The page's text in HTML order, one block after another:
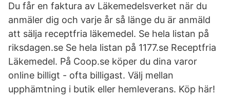
Du får en faktura av Läkemedelsverket när du
anmäler dig och varje år så länge du är anmäld
att sälja receptfria läkemedel. Se hela listan på
riksdagen.se Se hela listan på 1177.se Receptfria
Läkemedel. På Coop.se köper du dina varor
online billigt - ofta billigast. Välj mellan
upphämtning i butik eller hemleverans. Köp här!